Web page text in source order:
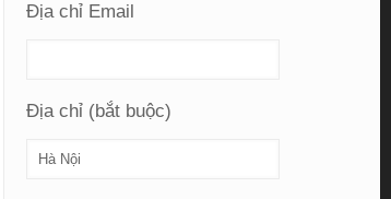
Địa chỉ Email
Địa chỉ (bắt buộc)